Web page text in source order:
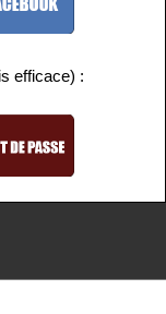
efficace) :